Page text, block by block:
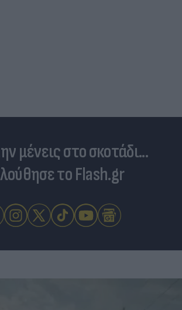
μένεις στο σκοτάδι...
το Flash.gr